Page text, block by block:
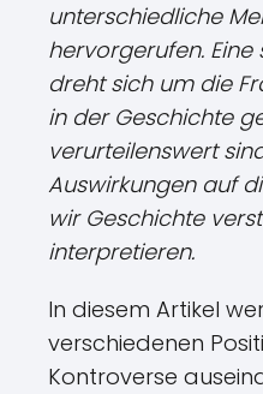
unterschiedliche
hervorgerufen.
dreht sich um die
in der Geschichte
verurteilenswert
Auswirkungen auf
wir Geschichte
interpretieren.
In diesem Artikel
verschiedenen
Kontroverse